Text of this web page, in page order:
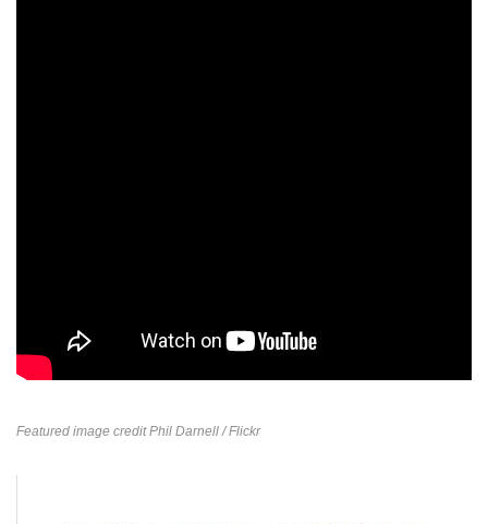
Featured image creditPhil Darnell/ Flickr